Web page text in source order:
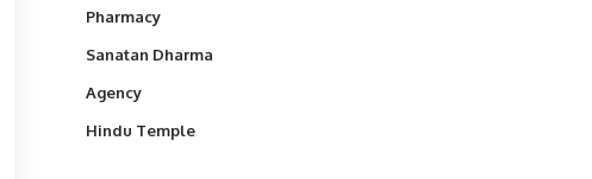
Pharmacy
Sanatan Dharma
Agency
Hindu Temple